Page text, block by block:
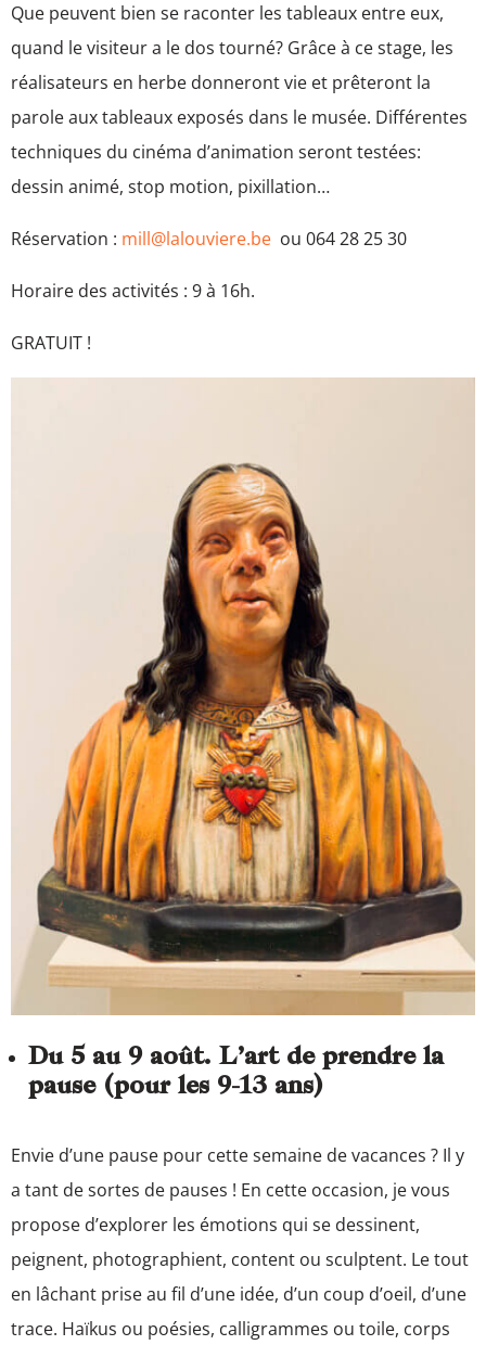
Que peuvent bien se raconter les tableaux entre eux,
quand le visiteur a le dos tourné? Grâce à ce stage, les
réalisateurs en herbe donneront vie et prêteront la
parole aux tableaux exposés dans le musée. Différentes
techniques du cinéma d’animation seront testées:
dessin animé, stop motion, pixillation…
Réservation : mill@lalouviere.be ou 064 28 25 30
Horaire des activités : 9 à 16h.
GRATUIT !
Du 5 au 9 août. L’art de prendre la
pause (pour les 9-13 ans)
Envie d’une pause pour cette semaine de vacances ? Il y
a tant de sortes de pauses ! En cette occasion, je vous
propose d’explorer les émotions qui se dessinent,
peignent, photographient, content ou sculptent. Le tout
en lâchant prise au fil d’une idée, d’un coup d’oeil, d’une
trace. Haïkus ou poésies, calligrammes ou toile, corps